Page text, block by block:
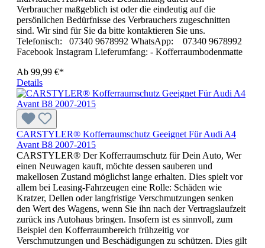
Verbraucher maßgeblich ist oder die eindeutig auf die
persönlichen Bedürfnisse des Verbrauchers zugeschnitten
sind. Wir sind für Sie da bitte kontaktieren Sie uns.
Telefonisch: 07340 9678992 WhatsApp: 07340 9678992
Facebook Instagram Lieferumfang: - Kofferraumbodenmatte
Ab 99,99 €*
Details
CARSTYLER® Kofferraumschutz Geeignet Für Audi A4
Avant B8 2007-2015
CARSTYLER® Der Kofferraumschutz für Dein Auto, Wer
einen Neuwagen kauft, möchte dessen sauberen und
makellosen Zustand möglichst lange erhalten. Dies spielt vor
allem bei Leasing-Fahrzeugen eine Rolle: Schäden wie
Kratzer, Dellen oder langfristige Verschmutzungen senken
den Wert des Wagens, wenn Sie ihn nach der Vertragslaufzeit
zurück ins Autohaus bringen. Insofern ist es sinnvoll, zum
Beispiel den Kofferraumbereich frühzeitig vor
Verschmutzungen und Beschädigungen zu schützen. Dies gilt